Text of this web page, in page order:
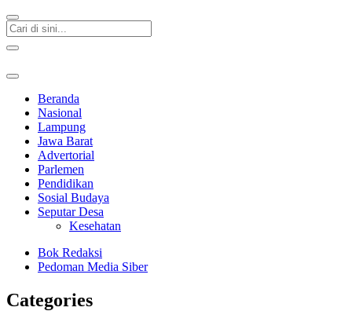
Beranda
Nasional
Lampung
Jawa Barat
Advertorial
Parlemen
Pendidikan
Sosial Budaya
Seputar Desa
Kesehatan
Bok Redaksi
Pedoman Media Siber
Categories